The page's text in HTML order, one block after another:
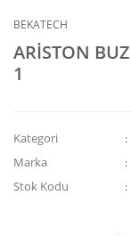
BEKATECH
ARİSTON
1
Kategori
Marka
Stok Kodu